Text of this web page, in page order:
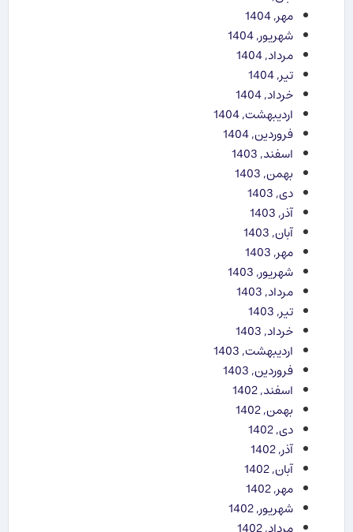
مهر, 1404
شهریور, 1404
مرداد, 1404
تیر, 1404
خرداد, 1404
اردیبهشت, 1404
فروردین, 1404
اسفند, 1403
بهمن, 1403
دی, 1403
آذر, 1403
آبان, 1403
مهر, 1403
شهریور, 1403
مرداد, 1403
تیر, 1403
خرداد, 1403
اردیبهشت, 1403
فروردین, 1403
اسفند, 1402
بهمن, 1402
دی, 1402
آذر, 1402
آبان, 1402
مهر, 1402
شهریور, 1402